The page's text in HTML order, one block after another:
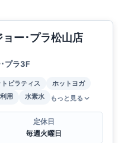
ー･プラ松山店
プラ3F
ピラティス
ホットヨガ
用 水素水 もっと見る
定休日
毎週火曜日